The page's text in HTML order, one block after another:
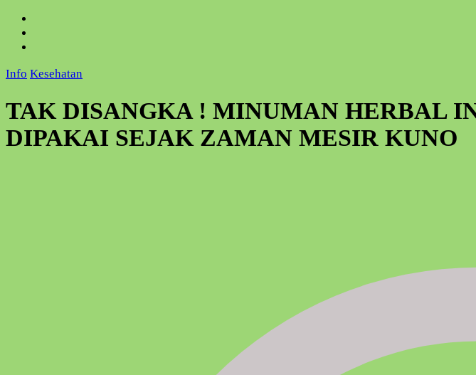
Info Kesehatan
TAK DISANGKA ! MINUMAN HERBAL
DIPAKAI SEJAK ZAMAN MESIR KUNO